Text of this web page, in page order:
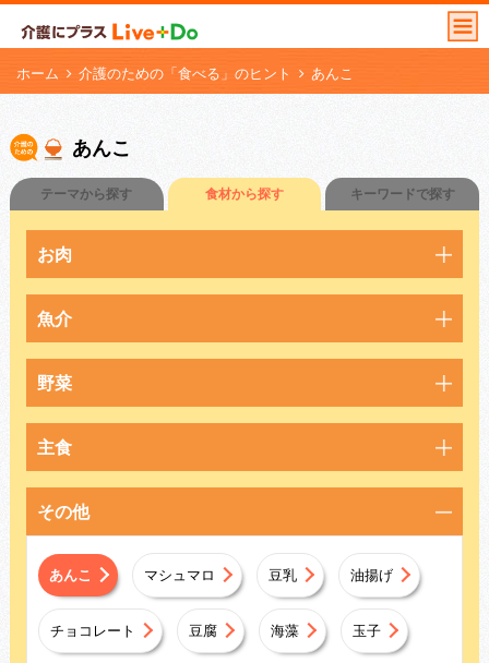
ホーム 介護のための「食べる」のヒント あんこ
あんこ
テーマから探す 食材から探す キーワードで探す
お肉
魚介
野菜
主食
その他
あんこ マシュマロ 豆乳 油揚げ
チョコレート 豆腐 海藻 玉子